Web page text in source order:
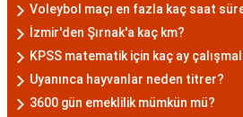
Voleybol maçı en fazla kaç saat
İzmir'den Şırnak'a kaç km?
KPSS matematik için kaç ay
Uyanınca hayvanlar neden titrer?
3600 gün emeklilik mümkün mü?